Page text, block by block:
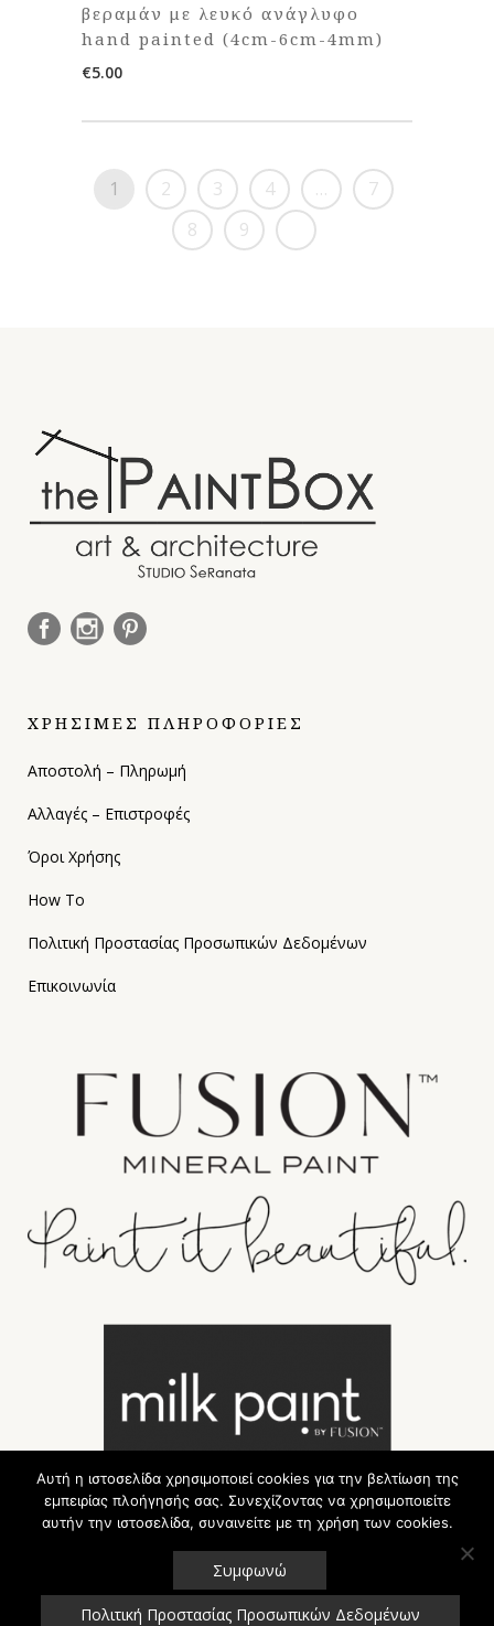
βεραμάν με λευκό ανάγλυφο
hand painted (4cm-6cm-4mm)
€5.00
1 2 3 4 …
7
8
9
ΧΡΗΣΙΜΕΣ ΠΛΗΡΟΦΟΡΙΕΣ
Αποστολή – Πληρωμή
Αλλαγές – Επιστροφές
Όροι Χρήσης
How To
Πολιτική Προστασίας Προσωπικών Δεδομένων
Επικοινωνία
Αυτή η ιστοσελίδα χρησιμοποιεί cookies για την βελτίωση της
εμπειρίας πλοήγησής σας. Συνεχίζοντας να χρησιμοποιείτε
αυτήν την ιστοσελίδα, συναινείτε με τη χρήση των cookies.
Συμφωνώ
Πολιτική Προστασίας Προσωπικών Δεδομένων